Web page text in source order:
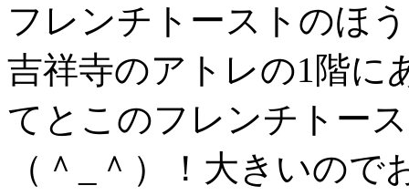
フレンチトーストのほ
吉祥寺のアトレの1階に
てとこのフレンチトー
（＾_＾）！大きいの